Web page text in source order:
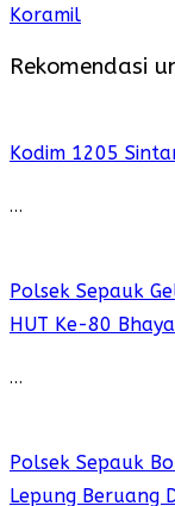
Koramil
Rekomendasi
Kodim 1205
…
Polsek Sepauk
HUT Ke-80
…
Polsek Sepauk
Lepung Beruang